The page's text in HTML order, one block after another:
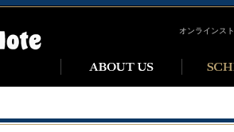
オンラインス